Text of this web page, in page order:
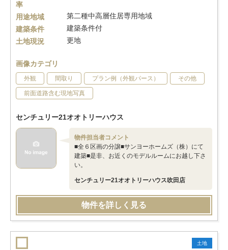
率
用途地域
第二種中高層住居専用地域
建築条件
建築条件付
土地現況
更地
画像カテゴリ
外観 間取り プラン例（外観パース） その他
前面道路含む現地写真
センチュリー21オオトリーハウス
物件担当者コメント
■全６区画の分譲■サンヨーホームズ（株）にて
建築■是非、お近くのモデルルームにお越し下さ
い。
センチュリー21オオトリーハウス吹田店
物件を詳しく見る
土地